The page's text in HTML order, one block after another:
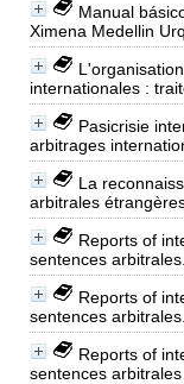
Manual
Ximena Medellin
internationales :
Pasicrisie
arbitrages
La
arbitrales
Reports of
sentences arbitrales.
Reports of
sentences arbitrales.
Reports of
sentences arbitrales